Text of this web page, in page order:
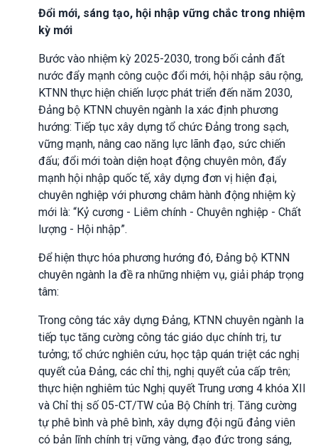
Đổi mới, sáng tạo, hội nhập vững chắc trong nhiệm
kỳ mới
Bước vào nhiệm kỳ 2025-2030, trong bối cảnh đất
nước đẩy mạnh công cuộc đổi mới, hội nhập sâu rộng,
KTNN thực hiện chiến lược phát triển đến năm 2030,
Đảng bộ KTNN chuyên ngành Ia xác định phương
hướng: Tiếp tục xây dựng tổ chức Đảng trong sạch,
vững mạnh, nâng cao năng lực lãnh đạo, sức chiến
đấu; đổi mới toàn diện hoạt động chuyên môn, đẩy
mạnh hội nhập quốc tế, xây dựng đơn vị hiện đại,
chuyên nghiệp với phương châm hành động nhiệm kỳ
mới là: “Kỷ cương - Liêm chính - Chuyên nghiệp - Chất
lượng - Hội nhập”.
Để hiện thực hóa phương hướng đó, Đảng bộ KTNN
chuyên ngành Ia đề ra những nhiệm vụ, giải pháp trọng
tâm:
Trong công tác xây dựng Đảng, KTNN chuyên ngành Ia
tiếp tục tăng cường công tác giáo dục chính trị, tư
tưởng; tổ chức nghiên cứu, học tập quán triệt các nghị
quyết của Đảng, các chỉ thị, nghị quyết của cấp trên;
thực hiện nghiêm túc Nghị quyết Trung ương 4 khóa XII
và Chỉ thị số 05-CT/TW của Bộ Chính trị. Tăng cường
tự phê bình và phê bình, xây dựng đội ngũ đảng viên
có bản lĩnh chính trị vững vàng, đạo đức trong sáng,